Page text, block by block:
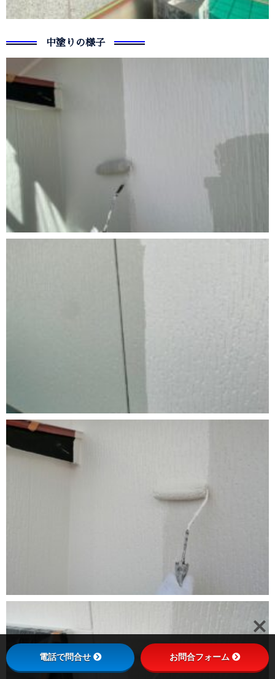
中塗りの様子
電話で問合せ お問合フォーム